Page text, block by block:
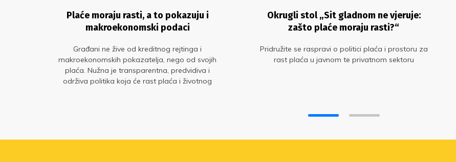
Plaće moraju rasti, a to pokazuju i
makroekonomski podaci
Građani ne žive od kreditnog rejtinga i
makroekonomskih pokazatelja, nego od svojih
plaća. Nužna je transparentna, predvidiva i
održiva politika koja će rast plaća i životnog
Okrugli stol „Sit gladnom ne vjeruje:
zašto plaće moraju rasti?“
Pridružite se raspravi o politici plaća i prostoru za
rast plaća u javnom te privatnom sektoru